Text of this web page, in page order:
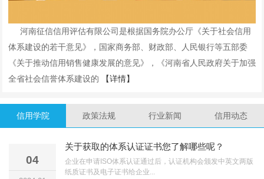
河南征信信用评估有限公司是根据国务院办公厅《关于社会信用
体系建设的若干意见》，国家商务部、财政部、人民银行等五部委
《关于推动信用销售健康发展的意见》，《河南省人民政府关于加强
全省社会信誉体系建设的
【详情】
信用学院 政策法规 行业新闻 信用动态
04
关于获取的体系认证证书您了解哪些呢？
企业在申请ISO体系认证通过后，认证机构会颁发中英文两版
纸质证书及电子证书给企业...